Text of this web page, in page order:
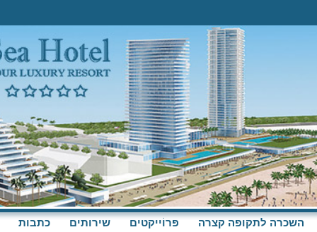
השכרה לתקופה קצרה פּרוֹייקטים שירותים כתבות